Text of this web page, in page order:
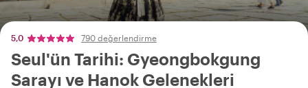
5,0 790 değerlendirme
Seul'ün Tarihi: Gyeongbokgung
Sarayı ve Hanok Gelenekleri